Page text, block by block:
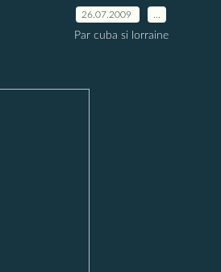
26.07.2009
Par cuba si lorraine